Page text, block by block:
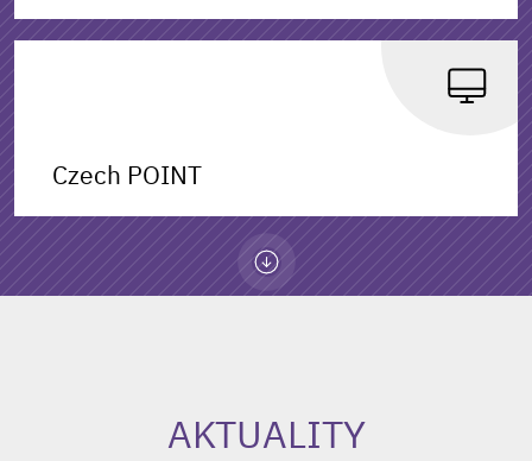
Czech POINT
AKTUALITY